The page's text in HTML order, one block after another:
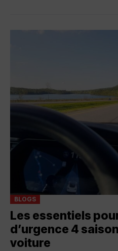
BLOGS
Les essentiels
d’urgence 4
voiture